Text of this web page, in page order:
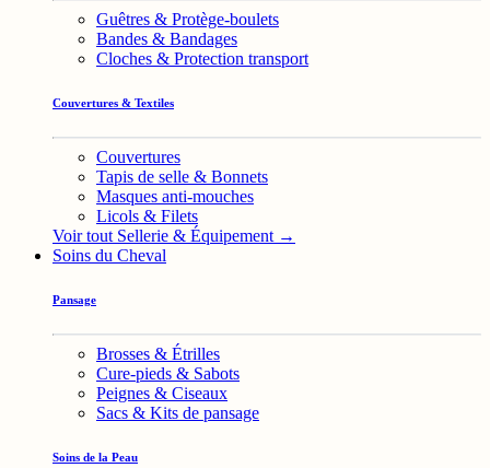
Guêtres & Protège-boulets
Bandes & Bandages
Cloches & Protection transport
Couvertures & Textiles
Couvertures
Tapis de selle & Bonnets
Masques anti-mouches
Licols & Filets
Voir tout Sellerie & Équipement →
Soins du Cheval
Pansage
Brosses & Étrilles
Cure-pieds & Sabots
Peignes & Ciseaux
Sacs & Kits de pansage
Soins de la Peau